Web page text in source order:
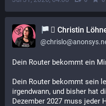
‍⚧️ Christin
@
Dein Router bekommt ein
Dein Router bekommt sein
irgendwann, und bisher hat
Dezember 2027 muss jeder